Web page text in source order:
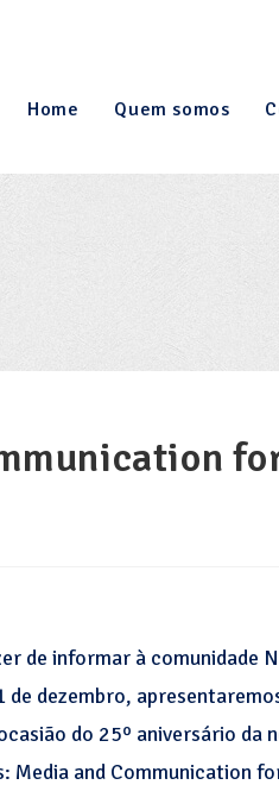
Home Quem somos
de informar à comunidade
de dezembro,
do 25º aniversário da
Media and Communication